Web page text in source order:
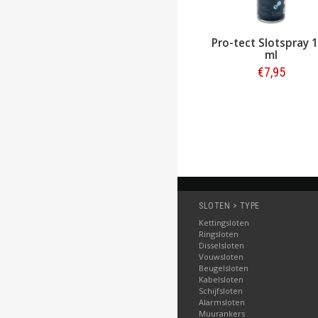
Pro-tect Slotspray
ml
€7,95
SLOTEN > TYPE
Kettingsloten
Ringsloten
Disselsloten
Vouwsloten
Beugelsloten
Kabelsloten
Schijfsloten
Alarmsloten
Muurankers